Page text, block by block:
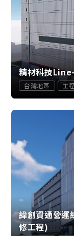
精材科技
台灣地區 工
緯創資通營運
修工程)